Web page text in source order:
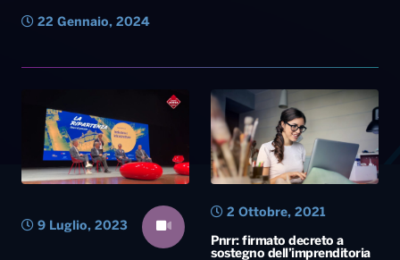
22 Gennaio, 2024
9 Luglio, 2023
Pnrr: firmato decreto a
sostegno dell’imprenditoria
2 Ottobre, 2021